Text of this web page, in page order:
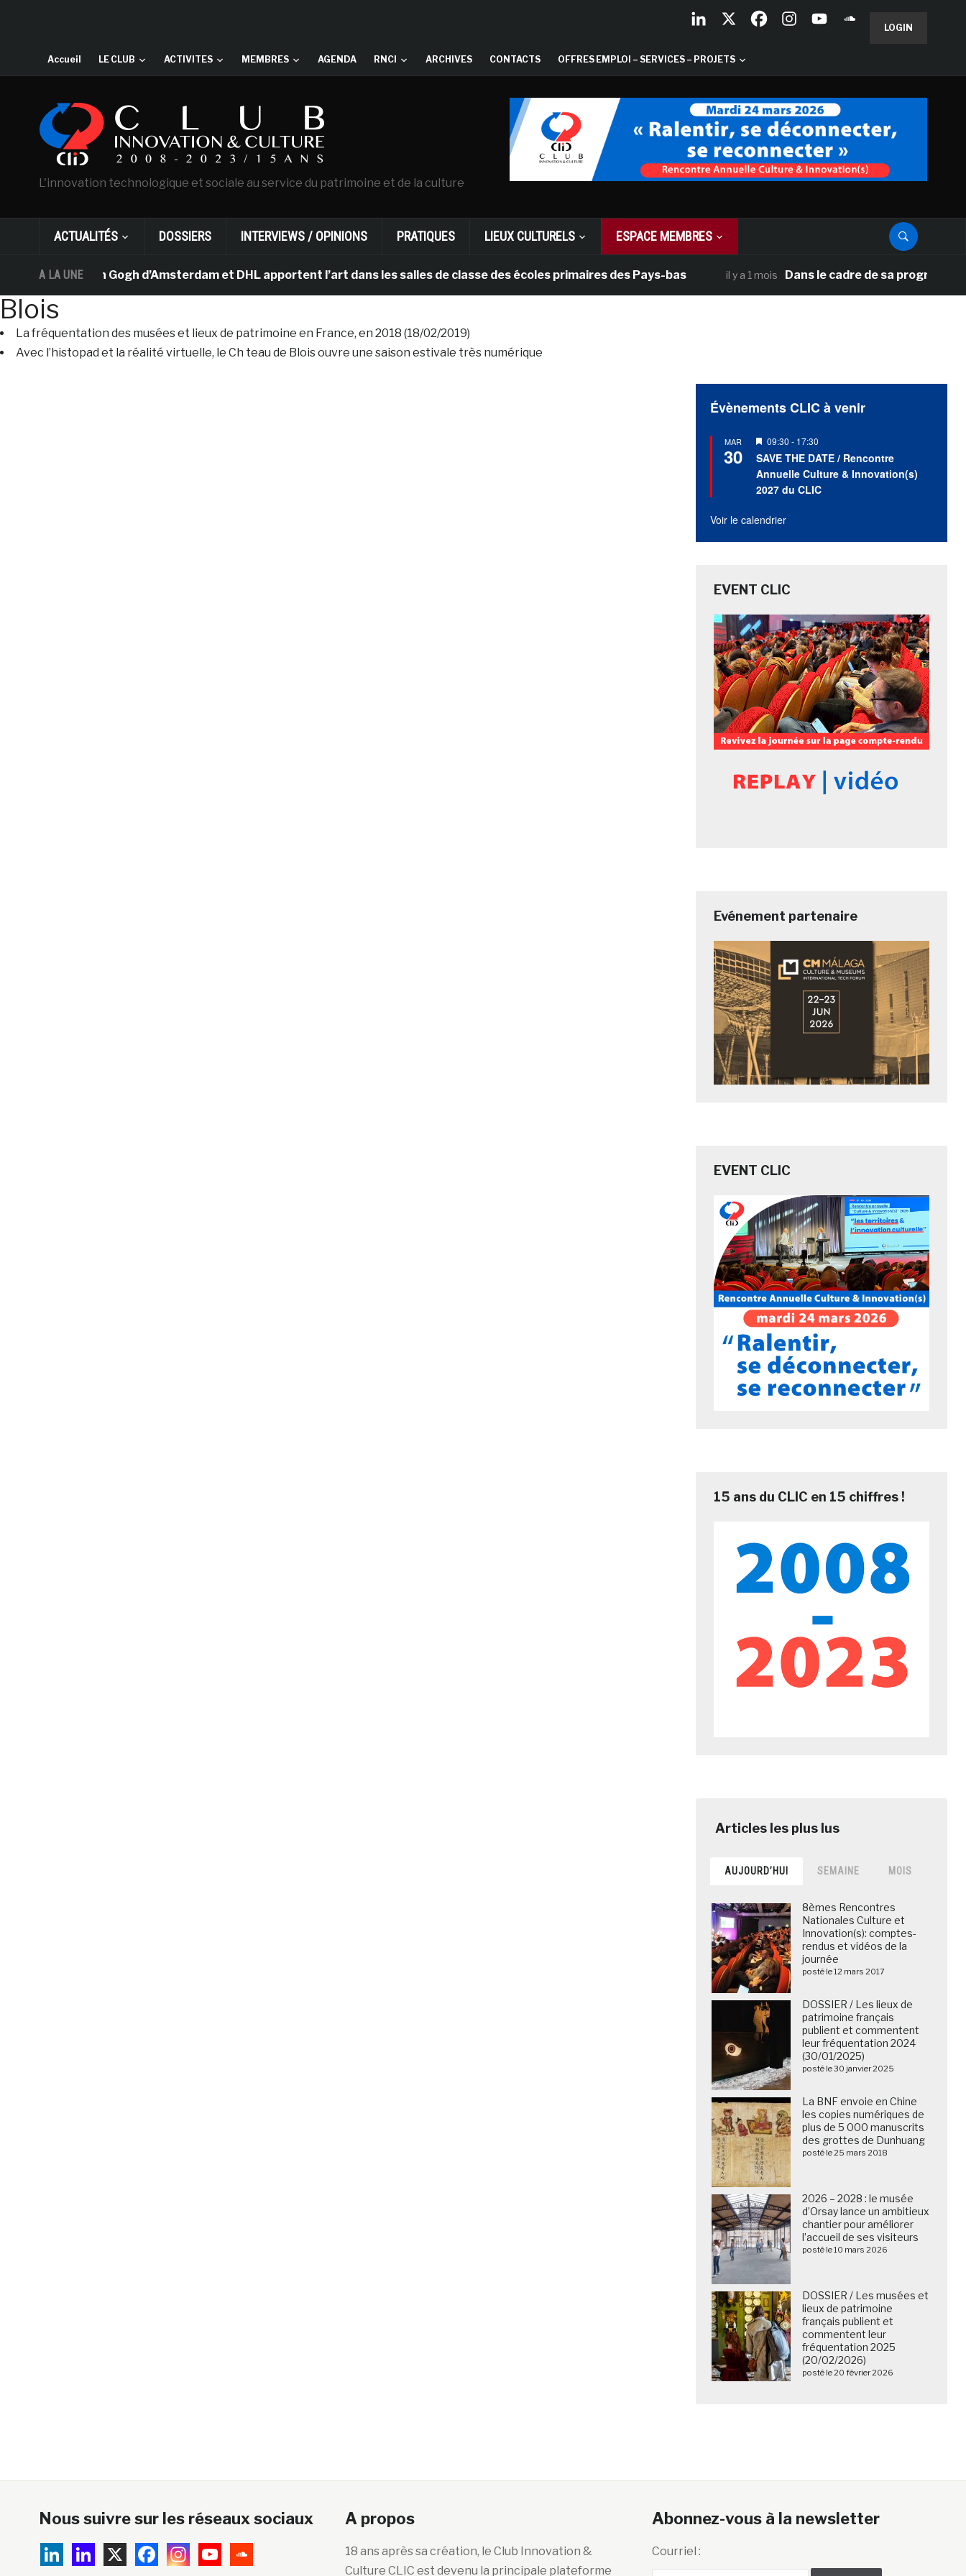
LOGIN
Accueil LE CLUB ACTIVITES MEMBRES AGENDA RNCI ARCHIVES CONTACTS OFFRES EMPLOI – SERVICES – PROJETS
L'innovation technologique et sociale au service du patrimoine et de la culture
ACTUALITÉS DOSSIERS INTERVIEWS / OPINIONS PRATIQUES LIEUX CULTURELS ESPACE MEMBRES
A LA UNE
musée Van Gogh d’Amsterdam et DHL apportent l’art dans les salles de classe des écoles primaires des Pays-bas il y a 1 mois Dans le cadre de sa programmation
Blois
La fréquentation des musées et lieux de patrimoine en France, en 2018 (18/02/2019)
Avec l’histopad et la réalité virtuelle, le Ch teau de Blois ouvre une saison estivale très numérique
Évènements CLIC à venir
MAR
30
Mis
en
avant
09:30 - 17:30
SAVE THE DATE / Rencontre
Annuelle Culture & Innovation(s)
2027 du CLIC
Voir le calendrier
EVENT CLIC
Evénement partenaire
EVENT CLIC
15 ans du CLIC en 15 chiffres !
AUJOURD’HUI SEMAINE MOIS
8èmes Rencontres
Nationales Culture et
Innovation(s): comptes-
rendus et vidéos de la
journée
posté le 12 mars 2017
DOSSIER / Les lieux de
patrimoine français
publient et commentent
leur fréquentation 2024
(30/01/2025)
posté le 30 janvier 2025
La BNF envoie en Chine
les copies numériques de
plus de 5 000 manuscrits
des grottes de Dunhuang
posté le 25 mars 2018
2026 – 2028 : le musée
d’Orsay lance un ambitieux
chantier pour améliorer
l’accueil de ses visiteurs
posté le 10 mars 2026
DOSSIER / Les musées et
lieux de patrimoine
français publient et
commentent leur
fréquentation 2025
(20/02/2026)
posté le 20 février 2026
Nous suivre sur les réseaux sociaux A propos
18 ans après sa création, le Club Innovation &
Culture CLIC est devenu la principale plateforme
Abonnez-vous à la newsletter
Courriel :